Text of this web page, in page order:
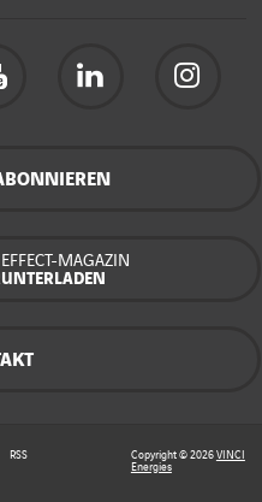
EFFECT-MAGAZIN
RSS
Copyright © 2026 VINCI
Energies